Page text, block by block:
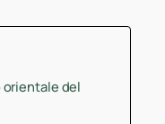
orientale del